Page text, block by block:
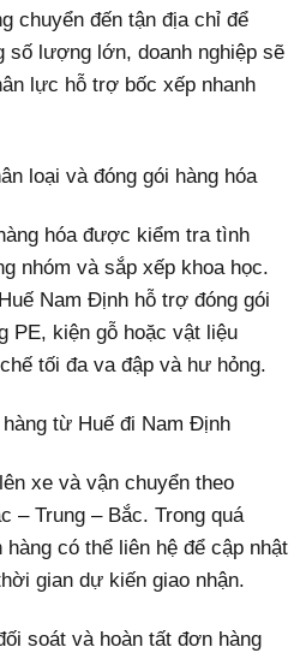
chuyển đến tận địa chỉ để
số lượng lớn, doanh nghiệp sẽ
lực hỗ trợ bốc xếp nhanh
loại và đóng gói hàng hóa
hóa được kiểm tra tình
nhóm và sắp xếp khoa học.
Nam Định hỗ trợ đóng gói
PE, kiện gỗ hoặc vật liệu
tối đa va đập và hư hỏng.
từ Huế đi Nam Định
xe và vận chuyển theo
– Trung – Bắc. Trong quá
có thể liên hệ để cập nhật
gian dự kiến giao nhận.
soát và hoàn tất đơn hàng